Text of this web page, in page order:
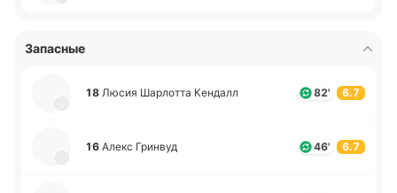
Запасные
18 Люсия Ша­рло­тта Ке­ндалл 82' 6.7
16 Алекс Гри­нвуд 46' 6.7